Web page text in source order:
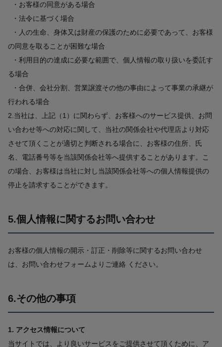
・お客様の同意がある場合
・法令に基づく場合
・人の生命、身体又は財産の保護のために必要であって、お客様
の同意を取ることが困難な場合
・利用目的の達成に必要な範囲で、個人情報の取り扱いを委託す
る場合
・合併、会社分割、営業譲渡その他の事由によって事業の承継が
行われる場合
2.当社は、上記（1）に関わらず、お客様へのサービス提供、お問
い合わせ等への対応に関して、当社の関係会社や代理店より対応
させて頂くことが適切と判断される場合に、お客様の住所、氏
名、電話番号等を当該関係会社等へ提供することがあります。こ
の場合、お客様は当社に対し当該関係会社等への個人情報提供の
停止を請求することができます。
5.個人情報に関するお問い合わせ
お客様の個人情報の開示・訂正・削除等に関するお問い合わせ
は、お問い合わせフォームよりご連絡 ください。
6.その他の事項
1. アクセス情報について
当サイトでは、より良いサービスをご提供させて頂くために、ア